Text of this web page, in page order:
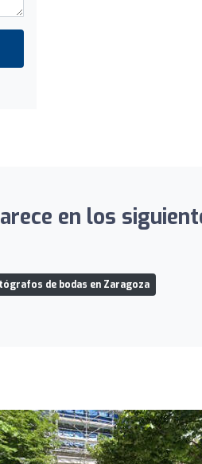
en los
de bodas en Zaragoza